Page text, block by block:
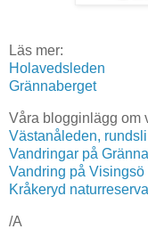
Läs mer:
Holavedsleden
Grännaberget
Våra blogginlägg om
Västanåleden,
Vandringar på
Vandring på
Kråkeryd
/A